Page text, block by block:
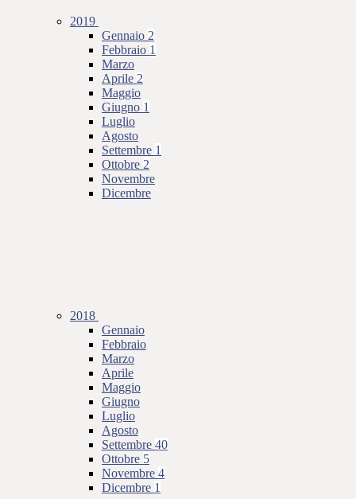
2019
Gennaio 2
Febbraio 1
Marzo
Aprile 2
Maggio
Giugno 1
Luglio
Agosto
Settembre 1
Ottobre 2
Novembre
Dicembre
2018
Gennaio
Febbraio
Marzo
Aprile
Maggio
Giugno
Luglio
Agosto
Settembre 40
Ottobre 5
Novembre 4
Dicembre 1